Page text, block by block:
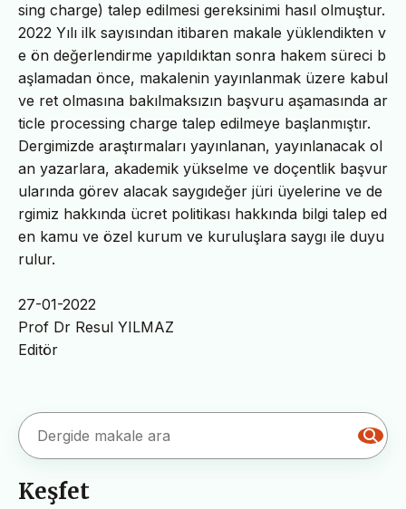
sing charge) talep edilmesi gereksinimi hasıl olmuştur.
2022 Yılı ilk sayısından itibaren makale yüklendikten v
e ön değerlendirme yapıldıktan sonra hakem süreci b
aşlamadan önce, makalenin yayınlanmak üzere kabul
ve ret olmasına bakılmaksızın başvuru aşamasında ar
ticle processing charge talep edilmeye başlanmıştır.
Dergimizde araştırmaları yayınlanan, yayınlanacak ol
an yazarlara, akademik yükselme ve doçentlik başvur
ularında görev alacak saygıdeğer jüri üyelerine ve de
rgimiz hakkında ücret politikası hakkında bilgi talep ed
en kamu ve özel kurum ve kuruluşlara saygı ile duyu
rulur.
27-01-2022
Prof Dr Resul YILMAZ
Editör
Keşfet